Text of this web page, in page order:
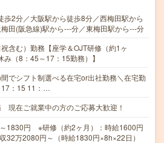
歩2分／大阪駅から徒歩8分／西梅田駅から
田(阪急線)駅から---分／東梅田駅から---分
含む）勤務【座学＆OJT研修（約1ヶ
み（8：45～17：15勤務）】
でシフト制選べる在宅or出社勤務＼在宅勤
17：15 11：…
現在ご就業中の方のご応募大歓迎！
1830円 ※研修（約2ヶ月）：時給1600円
32万2080円～（時給1830円×8h×22日）